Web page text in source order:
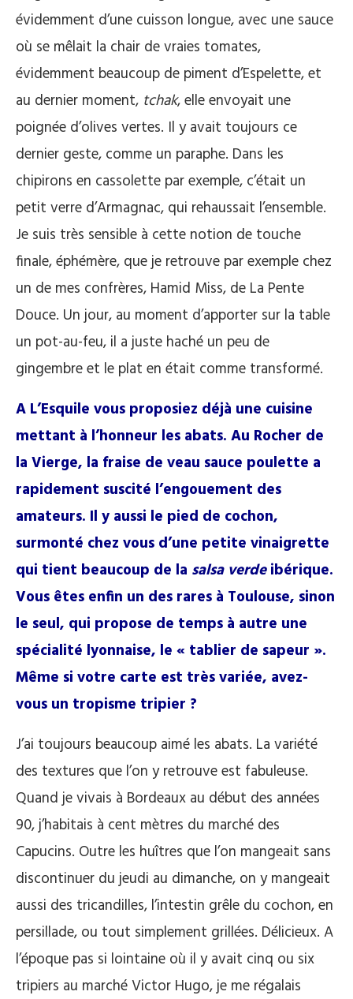
évidemment d’une cuisson longue, avec une sauce
où se mêlait la chair de vraies tomates,
évidemment beaucoup de piment d’Espelette, et
au dernier moment, tchak, elle envoyait une
poignée d’olives vertes. Il y avait toujours ce
dernier geste, comme un paraphe. Dans les
chipirons en cassolette par exemple, c’était un
petit verre d’Armagnac, qui rehaussait l’ensemble.
Je suis très sensible à cette notion de touche
finale, éphémère, que je retrouve par exemple chez
un de mes confrères, Hamid Miss, de La Pente
Douce. Un jour, au moment d’apporter sur la table
un pot-au-feu, il a juste haché un peu de
gingembre et le plat en était comme transformé.
A L’Esquile vous proposiez déjà une cuisine
mettant à l’honneur les abats. Au Rocher de
la Vierge, la fraise de veau sauce poulette a
rapidement suscité l’engouement des
amateurs. Il y aussi le pied de cochon,
surmonté chez vous d’une petite vinaigrette
qui tient beaucoup de la salsa verdeibérique.
Vous êtes enfin un des rares à Toulouse, sinon
le seul, qui propose de temps à autre une
spécialité lyonnaise, le « tablier de sapeur ».
Même si votre carte est très variée, avez-
vous un tropisme tripier ?
J’ai toujours beaucoup aimé les abats. La variété
des textures que l’on y retrouve est fabuleuse.
Quand je vivais à Bordeaux au début des années
90, j’habitais à cent mètres du marché des
Capucins. Outre les huîtres que l’on mangeait sans
discontinuer du jeudi au dimanche, on y mangeait
aussi des tricandilles, l’intestin grêle du cochon, en
persillade, ou tout simplement grillées. Délicieux. A
l’époque pas si lointaine où il y avait cinq ou six
tripiers au marché Victor Hugo, je me régalais